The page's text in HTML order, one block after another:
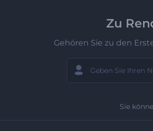
Zu
Gehören Sie zu den
Sie